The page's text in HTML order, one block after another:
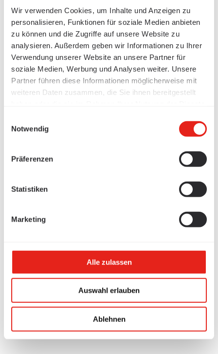
Wir verwenden Cookies, um Inhalte und Anzeigen zu
personalisieren, Funktionen für soziale Medien anbieten
zu können und die Zugriffe auf unsere Website zu
analysieren. Außerdem geben wir Informationen zu Ihrer
Verwendung unserer Website an unsere Partner für
soziale Medien, Werbung und Analysen weiter. Unsere
Partner führen diese Informationen möglicherweise mit
weiteren Daten zusammen, die Sie ihnen bereitgestellt
Notwendig
Präferenzen
Statistiken
Marketing
Alle zulassen
Auswahl erlauben
Ablehnen